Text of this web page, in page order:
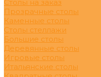
Столы на заказ
Прозрачные столы
Каменные столы
Столы стеллажи
Большие столы
Деревянные столы
Игровые столы
Итальянские столы